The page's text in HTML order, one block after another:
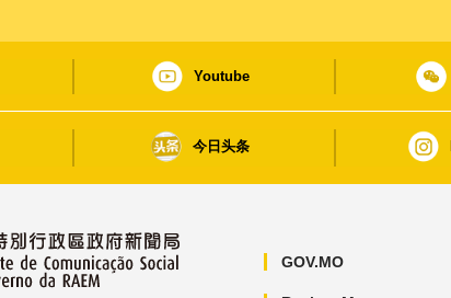
Youtube
今日头条
GOV.MO